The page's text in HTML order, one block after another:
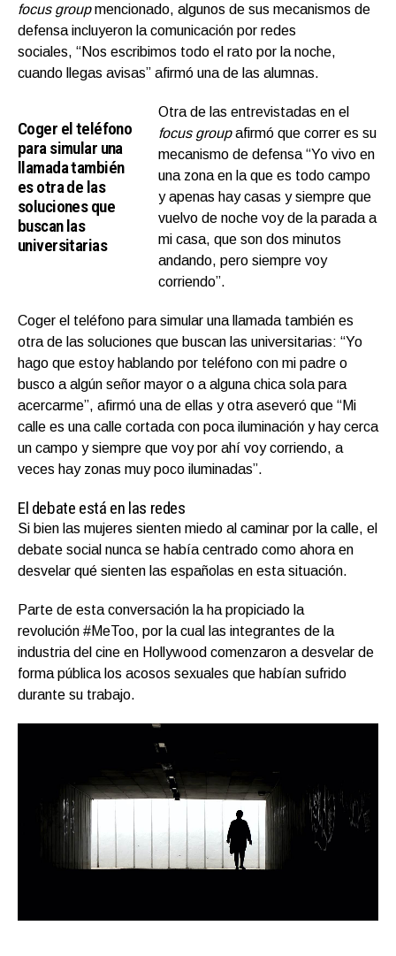
focus groupmencionado, algunos de sus mecanismos de
defensa incluyeron la comunicación por redes
sociales, “Nos escribimos todo el rato por la noche,
cuando llegas avisas” afirmó una de las alumnas.
Coger el teléfono
para simular una
llamada también
es otra de las
soluciones que
buscan las
universitarias
Otra de las entrevistadas en el
focus groupafirmó que correr es su
mecanismo de defensa “Yo vivo en
una zona en la que es todo campo
y apenas hay casas y siempre que
vuelvo de noche voy de la parada a
mi casa, que son dos minutos
andando, pero siempre voy
corriendo”.
Coger el teléfono para simular una llamada también es
otra de las soluciones que buscan las universitarias: “Yo
hago que estoy hablando por teléfono con mi padre o
busco a algún señor mayor o a alguna chica sola para
acercarme”, afirmó una de ellas y otra aseveró que “Mi
calle es una calle cortada con poca iluminación y hay cerca
un campo y siempre que voy por ahí voy corriendo, a
veces hay zonas muy poco iluminadas”.
El debate está en las redes
Si bien las mujeres sienten miedo al caminar por la calle, el
debate social nunca se había centrado como ahora en
desvelar qué sienten las españolas en esta situación.
Parte de esta conversación la ha propiciado la
revolución #MeToo, por la cual las integrantes de la
industria del cine en Hollywood comenzaron a desvelar de
forma pública los acosos sexuales que habían sufrido
durante su trabajo.